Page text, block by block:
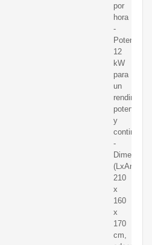
por
hora
-
Potencia:
12
kW
para
un
potente
y
continuo
-
(LxAnxAl):
210
x
160
x
170
cm,